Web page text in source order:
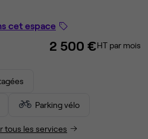
cet espace
2 500 €HT par mois
Parking vélo
tous les services